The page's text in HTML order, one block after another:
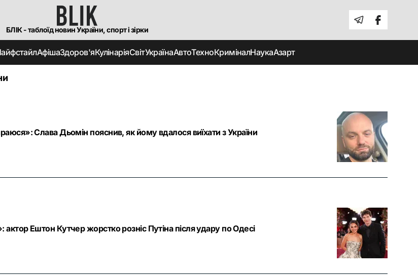
БЛІК - таблоїд новин України, спорт і зірки
АфішаЗдоров'яКулінаріяСвітУкраїнаАвтоТехноКриміналНаукаАзарт
Слава Дьомін пояснив, як йому вдалося виїхати з України
актор Ештон Кутчер жорстко розніс Путіна після удару по Одесі